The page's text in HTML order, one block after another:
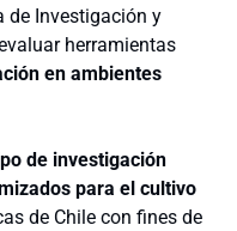
de Investigación y
herramientas
en ambientes
de investigación
para el cultivo
de Chile con fines de